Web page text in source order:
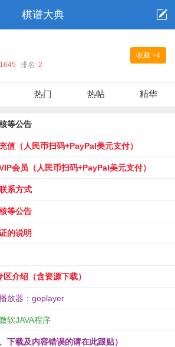
棋谱大典
收藏 +4
1645 排名: 2
热门 热帖 精华
等公告
值（人民币扫码+PayPal美元支付）
会员（人民币扫码+PayPal美元支付）
系方式
等公告
的说明
介绍（含资源下载）
放器：goplayer
软JAVA程序
下载及内容错误的请在此跟贴）